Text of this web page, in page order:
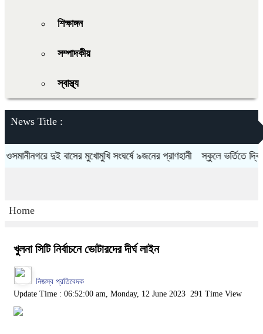
শিক্ষাঙ্গন
সম্পাদকীয়
স্বাস্থ্য
News Title :
দুই বাসের মুখোমুখি সংঘর্ষে ৯জনের প্রাণহানী স্কুলে ভর্তিতে দ্বিতীয়-
Home
খুলনা সিটি নির্বাচনে ভোটারদের দীর্ঘ লাইন
নিজস্ব প্রতিবেদক
Update Time : 06:52:00 am, Monday, 12 June 2023 291 Time View